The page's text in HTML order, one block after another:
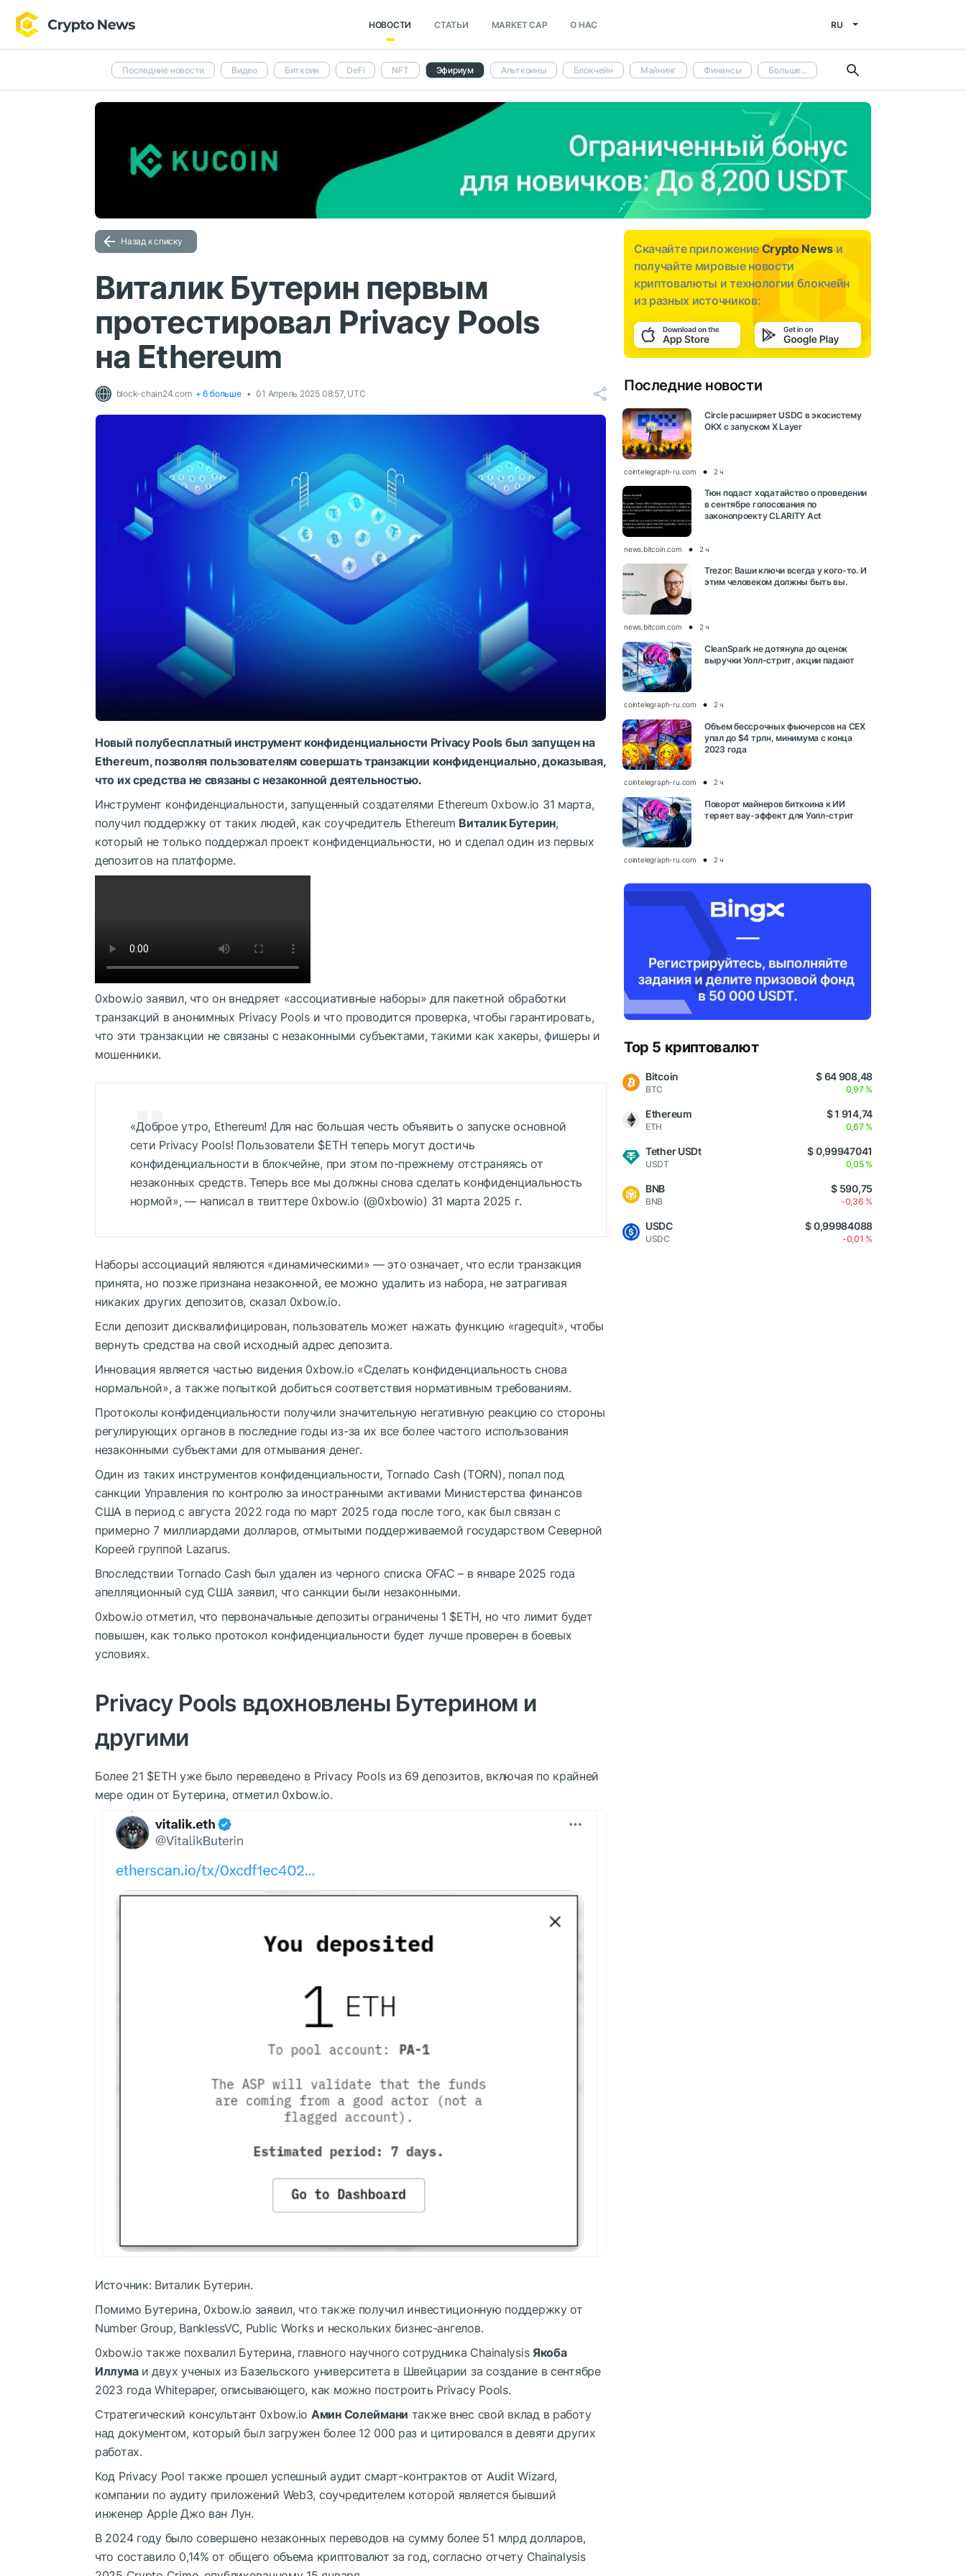
НОВОСТИ СТАТЬИ MARKET CAP О НАС RU
Последние новости Видео Биткоин DeFi NFT Эфириум Альткоины Блокчейн Майнинг Финансы Больше...
Назад к списку
Виталик Бутерин первым
протестировал Privacy Pools
на Ethereum
block-chain24.com + 6 больше 01 Апрель 2025 08:57, UTC
Новый полубесплатный инструмент конфиденциальности Privacy Pools был запущен на
Ethereum, позволяя пользователям совершать транзакции конфиденциально, доказывая,
что их средства не связаны с незаконной деятельностью.
Инструмент конфиденциальности, запущенный создателями Ethereum 0xbow.io 31 марта,
получил поддержку от таких людей, как соучредитель Ethereum Виталик Бутерин,
который не только поддержал проект конфиденциальности, но и сделал один из первых
депозитов на платформе.
0xbow.io заявил, что он внедряет «ассоциативные наборы» для пакетной обработки
транзакций в анонимных Privacy Pools и что проводится проверка, чтобы гарантировать,
что эти транзакции не связаны с незаконными субъектами, такими как хакеры, фишеры и
мошенники.
«Доброе утро, Ethereum! Для нас большая честь объявить о запуске основной
сети Privacy Pools! Пользователи $ETH теперь могут достичь
конфиденциальности в блокчейне, при этом по-прежнему отстраняясь от
незаконных средств. Теперь все мы должны снова сделать конфиденциальность
нормой», — написал в твиттере 0xbow.io (@0xbowio) 31 марта 2025 г.
Наборы ассоциаций являются «динамическими» — это означает, что если транзакция
принята, но позже признана незаконной, ее можно удалить из набора, не затрагивая
никаких других депозитов, сказал 0xbow.io.
Если депозит дисквалифицирован, пользователь может нажать функцию «ragequit», чтобы
вернуть средства на свой исходный адрес депозита.
Инновация является частью видения 0xbow.io «Сделать конфиденциальность снова
нормальной», а также попыткой добиться соответствия нормативным требованиям.
Протоколы конфиденциальности получили значительную негативную реакцию со стороны
регулирующих органов в последние годы из-за их все более частого использования
незаконными субъектами для отмывания денег.
Один из таких инструментов конфиденциальности, Tornado Cash (TORN), попал под
санкции Управления по контролю за иностранными активами Министерства финансов
США в период с августа 2022 года по март 2025 года после того, как был связан с
примерно 7 миллиардами долларов, отмытыми поддерживаемой государством Северной
Кореей группой Lazarus.
Впоследствии Tornado Cash был удален из черного списка OFAC – в январе 2025 года
апелляционный суд США заявил, что санкции были незаконными.
0xbow.io отметил, что первоначальные депозиты ограничены 1 $ETH, но что лимит будет
повышен, как только протокол конфиденциальности будет лучше проверен в боевых
условиях.
Privacy Pools вдохновлены Бутерином и
другими
Более 21 $ETH уже было переведено в Privacy Pools из 69 депозитов, включая по крайней
мере один от Бутерина, отметил 0xbow.io.
Источник: Виталик Бутерин.
Помимо Бутерина, 0xbow.io заявил, что также получил инвестиционную поддержку от
Number Group, BanklessVC, Public Works и нескольких бизнес-ангелов.
0xbow.io также похвалил Бутерина, главного научного сотрудника Chainalysis Якоба
Иллумаи двух ученых из Базельского университета в Швейцарии за создание в сентябре
2023 года Whitepaper, описывающего, как можно построить Privacy Pools.
Стратегический консультант 0xbow.io Амин Солеймани также внес свой вклад в работу
над документом, который был загружен более 12 000 раз и цитировался в девяти других
работах.
Код Privacy Pool также прошел успешный аудит смарт-контрактов от Audit Wizard,
компании по аудиту приложений Web3, соучредителем которой является бывший
инженер Apple Джо ван Лун.
В 2024 году было совершено незаконных переводов на сумму более 51 млрд долларов,
что составило 0,14% от общего объема криптовалют за год, согласно отчету Chainalysis
Скачайте приложениеCrypto News и
получайте мировые новости
криптовалюты и технологии блокчейн
из разных источников:
Последние новости
Circle расширяет USDC в экосистему
OKX с запуском X Layer
cointelegraph-ru.com 2 ч
Тюн подаст ходатайство о проведении
в сентябре голосования по
законопроекту CLARITY Act
news.bitcoin.com 2 ч
Trezor: Ваши ключи всегда у кого-то. И
этим человеком должны быть вы.
news.bitcoin.com 2 ч
CleanSpark не дотянула до оценок
выручки Уолл-стрит, акции падают
cointelegraph-ru.com 2 ч
Объем бессрочных фьючерсов на CEX
упал до $4 трлн, минимума с конца
2023 года
cointelegraph-ru.com 2 ч
Поворот майнеров биткоина к ИИ
теряет вау-эффект для Уолл-стрит
cointelegraph-ru.com 2 ч
Top 5 криптовалют
Bitcoin
BTC
$ 64 908,48
0,97 %
Ethereum
ETH
$ 1 914,74
0,67 %
Tether USDt
USDT
$ 0,99947041
0,05 %
BNB
BNB
$ 590,75
-0,36 %
USDC
USDC
$ 0,99984088
-0,01 %